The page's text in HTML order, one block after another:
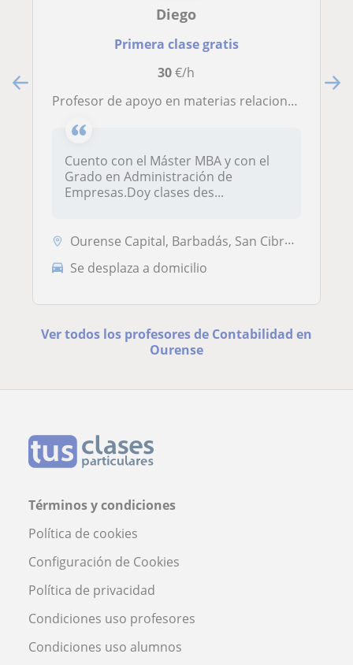
Diego
Primera clase gratis
30€/h
Profesor de apoyo en materias relacionadas con el mundo empresarial, con la administración, las finanzas y la contabilidad
Cuento con el Máster MBA y con el
Grado en Administración de
Empresas.Doy clases des...
Ourense Capital, Barbadás, San Cibrao Das Viñas
Se desplaza a domicilio
Ver todos los profesores de Contabilidad en
Ourense
Términos y condiciones
Política de cookies
Configuración de Cookies
Política de privacidad
Condiciones uso profesores
Condiciones uso alumnos